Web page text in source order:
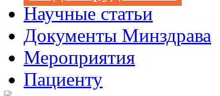
Научные статьи
Документы Минздрава
Мероприятия
Пациенту